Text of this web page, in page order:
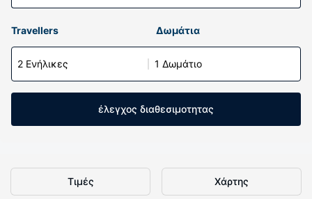
Travellers Δωμάτια
2 Ενήλικες 1 Δωμάτιο
έλεγχος διαθεσιμοτητας
Τιμές Χάρτης